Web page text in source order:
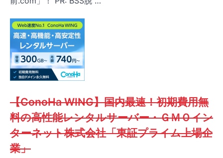
【ConoHa WING】国内最速！初期費用無
料の高性能レンタルサーバー・ＧＭＯイン
ターネット株式会社「東証プライム上場企
業」